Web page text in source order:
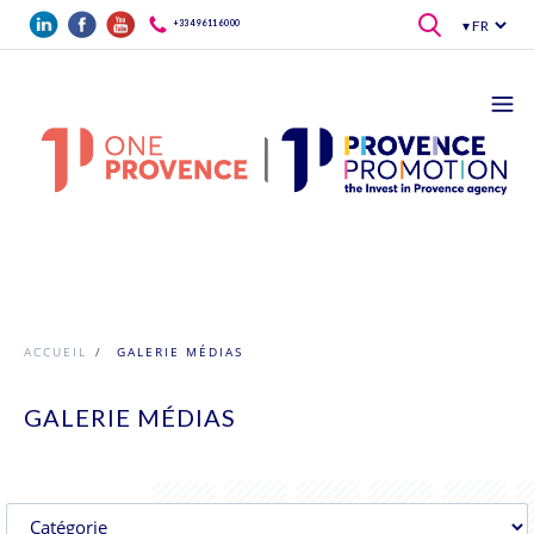
Aller au contenu principal
+33 4 96 11 60 00
ACCUEIL / GALERIE MÉDIAS
GALERIE MÉDIAS